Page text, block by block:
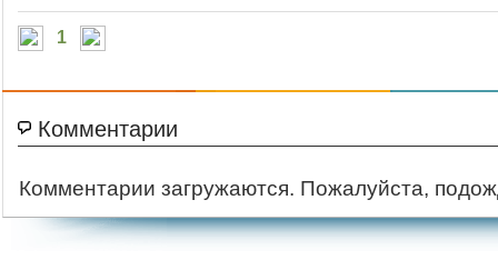
1
Комментарии
Комментарии загружаются. Пожалуйста,